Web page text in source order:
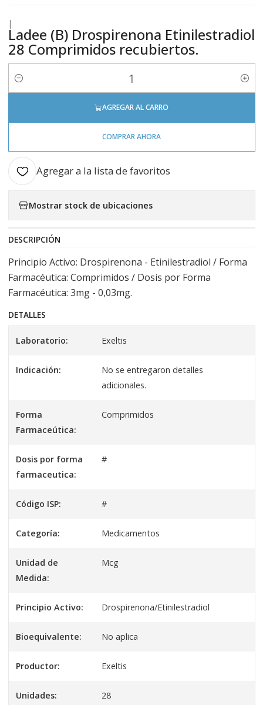
|
Ladee (B) Drospirenona Etinilestradiol
28 Comprimidos recubiertos.
Cantidad
AGREGAR AL CARRO
COMPRAR AHORA
Agregar a la lista de favoritos
Mostrar stock de ubicaciones
DESCRIPCIÓN
Principio Activo: Drospirenona - Etinilestradiol / Forma
Farmacéutica: Comprimidos / Dosis por Forma
Farmacéutica: 3mg - 0,03mg.
DETALLES
Laboratorio: Exeltis
Indicación:
No se entregaron detalles
adicionales.
Forma
Farmaceútica:
Comprimidos
Dosis por forma
farmaceutica:
#
Código ISP: #
Categoría: Medicamentos
Unidad de
Medida:
Mcg
Principio Activo: Drospirenona/Etinilestradiol
Bioequivalente: No aplica
Productor: Exeltis
Unidades: 28